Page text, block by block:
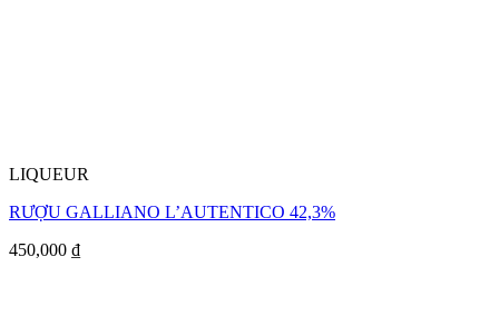
LIQUEUR
RƯỢU GALLIANO L’AUTENTICO 42,3%
450,000 ₫